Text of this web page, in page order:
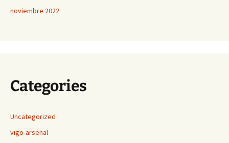
noviembre 2022
Categories
Uncategorized
vigo-arsenal